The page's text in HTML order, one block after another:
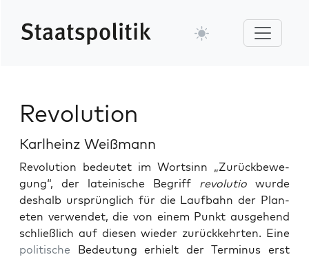
Revolution
Karlheinz Weißmann
Rev­o­lu­tion bedeutet im Wortsinn „Zurück­be­we­
gung“, der lateinis­che Begriff rev­o­lu­tio wurde
deshalb ursprünglich für die Lauf­bahn der Plan­
eten ver­wen­det, die von einem Punkt aus­ge­hend
schließlich auf diesen wieder zurück­kehrten. Eine
poli­tis­che Bedeu­tung erhielt der Ter­mi­nus erst